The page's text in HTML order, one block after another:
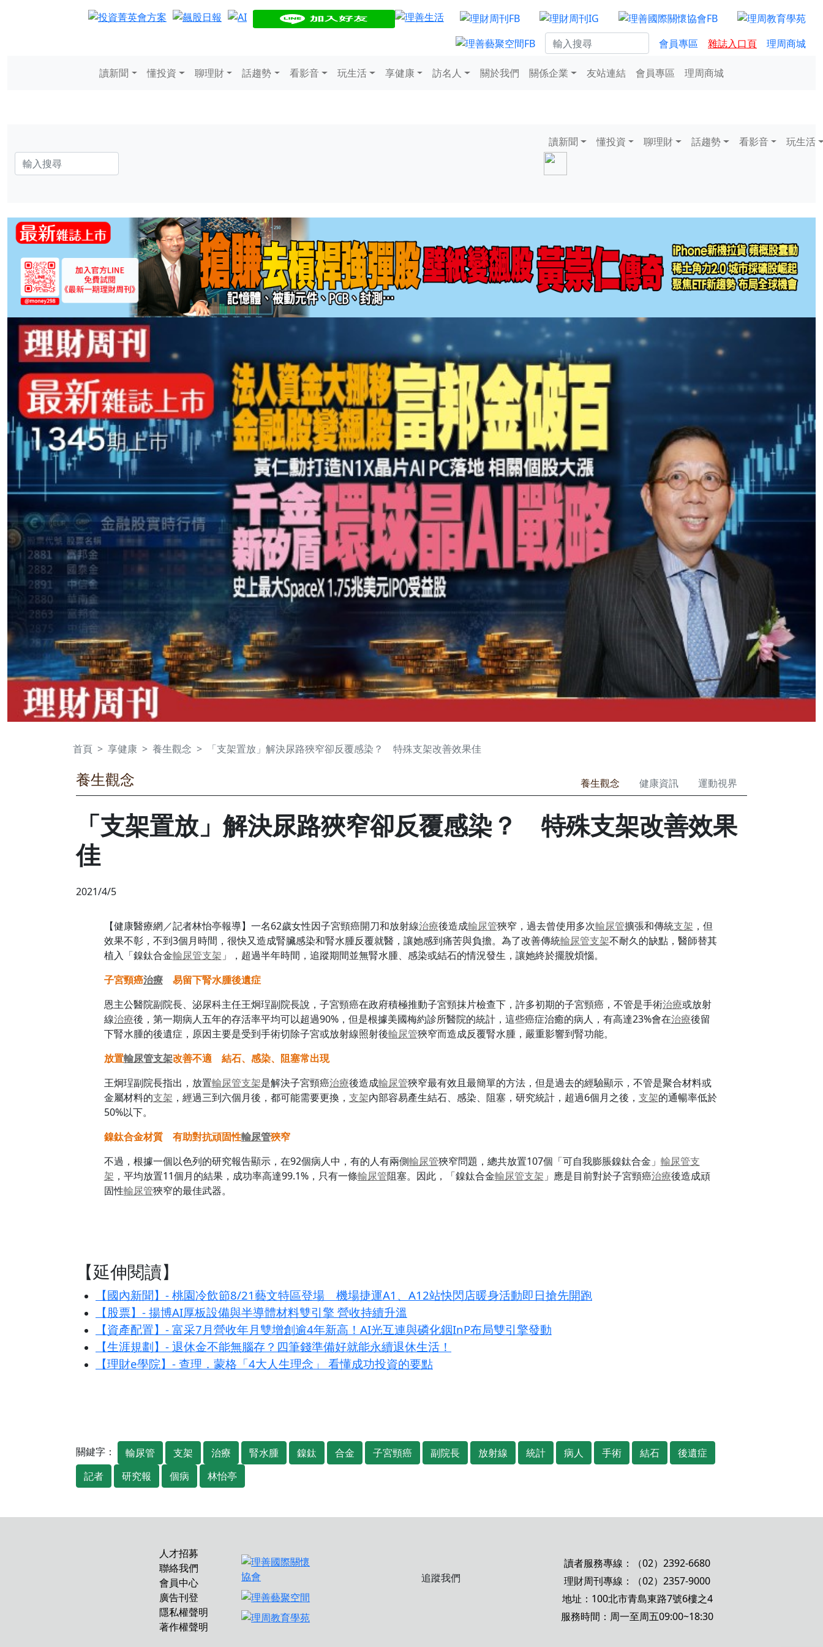
會員專區 雜誌入口頁 理周商城
讀新聞 懂投資 聊理財 話趨勢 看影音 玩生活 享健康 訪名人 關於我們 關係企業 友站連結 會員專區 理周商城
讀新聞 懂投資 聊理財 話趨勢 看影音 玩生活
首頁 享健康 養生觀念 「支架置放」解決尿路狹窄卻反覆感染？ 特殊支架改善效果佳
養生觀念 養生觀念 健康資訊 運動視界
「支架置放」解決尿路狹窄卻反覆感染？ 特殊支架改善效果
佳
2021/4/5
【健康醫療網／記者林怡亭報導】一名62歲女性因子宮頸癌開刀和放射線治療後造成輸尿管狹窄，過去曾使用多次輸尿管擴張和傳統支架 ，但
效果不彰，不到3個月時間，很快又造成腎臟感染和腎水腫反覆就醫，讓她感到痛苦與負擔。為了改善傳統輸尿管支架不耐久的缺點，醫師替其
植入「鎳鈦合金輸尿管支架 」，超過半年時間，追蹤期間並無腎水腫、感染或結石的情況發生，讓她終於擺脫煩惱。
子宮頸癌治療易留下腎水腫後遺症
恩主公醫院副院長、泌尿科主任王炯珵副院長說，子宮頸癌在政府積極推動子宮頸抹片檢查下，許多初期的子宮頸癌，不管是手術治療或放射
線治療後，第一期病人五年的存活率平均可以超過90%，但是根據美國梅約診所醫院的統計，這些癌症治癒的病人，有高達23%會在治療後留
下腎水腫的後遺症，原因主要是受到手術切除子宮或放射線照射後輸尿管狹窄而造成反覆腎水腫，嚴重影響到腎功能。
放置輸尿管支架改善不適 結石、感染、阻塞常出現
王炯珵副院長指出，放置輸尿管支架是解決子宮頸癌治療後造成輸尿管狹窄最有效且最簡單的方法，但是過去的經驗顯示，不管是聚合材料或
金屬材料的支架 ，經過三到六個月後，都可能需要更換， 支架內部容易產生結石、感染、阻塞，研究統計，超過6個月之後， 支架的通暢率低於
50%以下。
鎳鈦合金材質 有助對抗頑固性輸尿管狹窄
不過，根據一個以色列的研究報告顯示，在92個病人中，有的人有兩側輸尿管狹窄問題，總共放置107個「可自我膨脹鎳鈦合金」 輸尿管支
架 ，平均放置11個月的結果，成功率高達99.1%，只有一條輸尿管阻塞。因此，「鎳鈦合金輸尿管支架 」應是目前對於子宮頸癌治療後造成頑
固性輸尿管狹窄的最佳武器。
【延伸閱讀】
【國內新聞】- 桃園冷飲節8/21藝文特區登場 機場捷運A1、A12站快閃店暖身活動即日搶先開跑
【股票】- 揚博AI厚板設備與半導體材料雙引擎 營收持續升溫
【資產配置】- 富采7月營收年月雙增創逾4年新高！AI光互連與磷化銦InP布局雙引擎發動
【生涯規劃】- 退休金不能無腦存？四筆錢準備好就能永續退休生活！
【理財e學院】- 查理．蒙格「4大人生理念」 看懂成功投資的要點
關鍵字： 輸尿管 支架 治療 腎水腫 鎳鈦 合金 子宮頸癌 副院長 放射線 統計 病人 手術 結石
後遺症
記者
研究報 個病 林怡亭
人才招募
聯絡我們
會員中心
廣告刊登
隱私權聲明
著作權聲明
追蹤我們
讀者服務專線：（02）2392-6680
理財周刊專線：（02）2357-9000
地址：100北市青島東路7號6樓之4
服務時間：周一至周五09:00~18:30